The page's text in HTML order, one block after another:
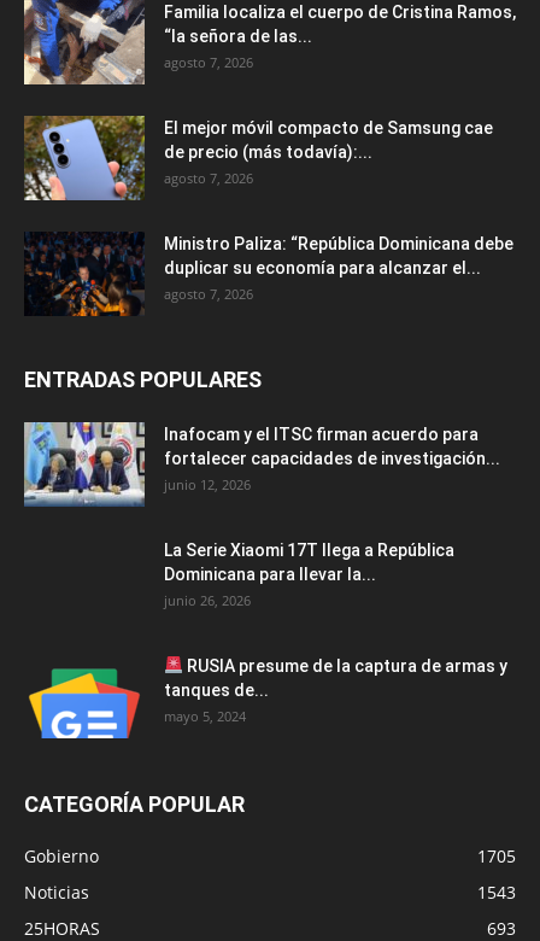
Familia localiza el cuerpo de Cristina Ramos,
“la señora de las...
agosto 7, 2026
El mejor móvil compacto de Samsung cae
de precio (más todavía):...
agosto 7, 2026
Ministro Paliza: “República Dominicana debe
duplicar su economía para alcanzar el...
agosto 7, 2026
ENTRADAS POPULARES
Inafocam y el ITSC firman acuerdo para
fortalecer capacidades de investigación...
junio 12, 2026
La Serie Xiaomi 17T llega a República
Dominicana para llevar la...
junio 26, 2026
RUSIA presume de la captura de armas y
tanques de...
mayo 5, 2024
CATEGORÍA POPULAR
Gobierno
1705
Noticias
1543
25HORAS
693